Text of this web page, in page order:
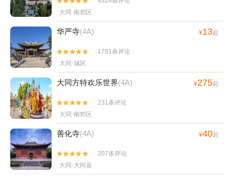
大同·南郊区
华严寺(4A) ¥13起


1791条评论
大同·城区
大同方特欢乐世界(4A) ¥275起


231条评论
大同·南郊区
善化寺(4A) ¥40起


207条评论
大同·大同县